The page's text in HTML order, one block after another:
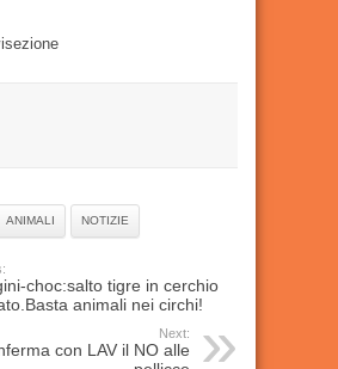
ANIMALI NOTIZIE
choc:salto tigre in cerchio
animali nei circhi!
Next:
con LAV il NO alle